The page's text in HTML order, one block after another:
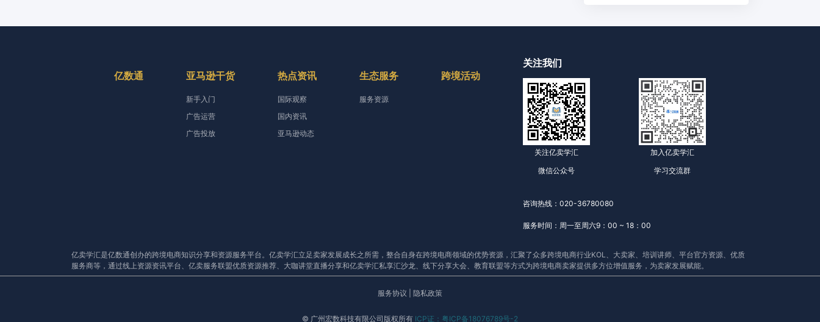
亿数通 亚马逊干货
新手入门
广告运营
广告投放
热点资讯
国际观察
国内资讯
亚马逊动态
生态服务
服务资源
跨境活动
关注我们
关注亿卖学汇
微信公众号
加入亿卖学汇
学习交流群
咨询热线：020-36780080
服务时间：周一至周六9：00 ~ 18：00
亿卖学汇是亿数通创办的跨境电商知识分享和资源服务平台。亿卖学汇立足卖家发展成长之所需，整合自身在跨境电商领域的优势资源，汇聚了众多跨境电商行业KOL、大卖家、培训讲师、平台官方资源、优质
服务商等，通过线上资源资讯平台、亿卖服务联盟优质资源推荐、大咖讲堂直播分享和亿卖学汇私享汇沙龙、线下分享大会、教育联盟等方式为跨境电商卖家提供多方位增值服务，为卖家发展赋能。
服务协议 隐私政策
© 广州宏数科技有限公司版权所有 ICP证：粤ICP备18076789号-2